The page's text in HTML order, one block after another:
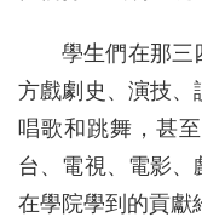
學生們在那三
方戲劇史、演技、
唱歌和跳舞，甚
台、電視、電影、
在學院學到的貢獻